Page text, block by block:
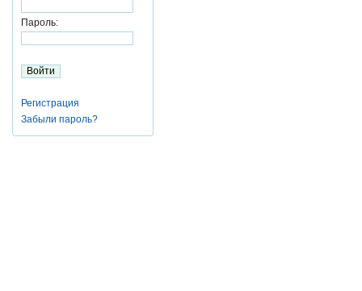
Пароль:
Регистрация
Забыли пароль?